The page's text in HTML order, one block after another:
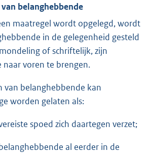
belanghebbende
maatregel wordt opgelegd, wordt
in de gelegenheid gesteld
of schriftelijk, zijn
naar voren te brengen.
van belanghebbende kan
worden gelaten als:
spoed zich daartegen verzet;
al eerder in de